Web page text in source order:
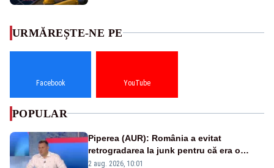
URMĂREȘTE-NE PE
Facebook YouTube
POPULAR
Piperea (AUR): România a evitat
retrogradarea la junk pentru că era o
catastrofă pentru bănci și fondurile de
2 aug. 2026, 10:01